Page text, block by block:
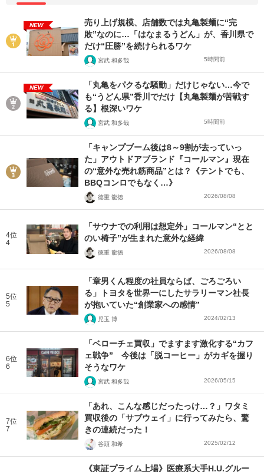
NEW
売り上げ規模、店舗数では丸亀製麺に“完
敗”なのに…「はなまるうどん」が、香川県で
だけ“圧勝”を続けられるワケ
宮武 和多哉 5時間前
NEW
「丸亀をパクるな騒動」だけじゃない…今で
も“うどん県”香川でだけ【丸亀製麺が苦戦す
る】根深いワケ
宮武 和多哉 5時間前
「キャンプブーム後は8～9割が去っていっ
た」アウトドアブランド『コールマン』現在
の“意外な売れ筋商品”とは？《テントでも、
BBQコンロでもなく…》
徳重 龍徳 2026/08/08
4位
4
「サウナでの利用は想定外」コールマン“とと
のい椅子”が生まれた意外な経緯
徳重 龍徳 2026/08/08
5位
5
「章男くん程度の社員ならば、ごろごろい
る」トヨタを世界一にしたサラリーマン社長
が抱いていた“創業家への感情”
児玉 博 2024/02/13
6位
6
「ベローチェ買収」でますます激化する“カフ
ェ戦争” 今後は「脱コーヒー」がカギを握り
そうなワケ
宮武 和多哉 2026/05/15
7位
7
「あれ、こんな感じだったっけ…？」ワタミ
買収後の「サブウェイ」に行ってみたら、驚
きの連続だった！
谷頭 和希 2025/02/12
《東証プライム上場》医療系大手H.U.グルー